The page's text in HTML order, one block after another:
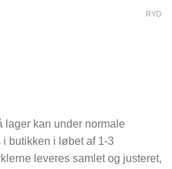
RYD
lager kan under normale
butikken i løbet af 1-3
leveres samlet og justeret,